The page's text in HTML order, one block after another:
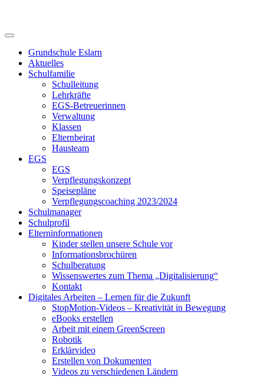
Grundschule Eslarn
Aktuelles
Schulfamilie
Schulleitung
Lehrkräfte
EGS-Betreuerinnen
Verwaltung
Klassen
Elternbeirat
Hausteam
EGS
EGS
Verpflegungskonzept
Speisepläne
Verpflegungscoaching 2023/2024
Schulmanager
Schulprofil
Elterninformationen
Kinder stellen unsere Schule vor
Informationsbrochüren
Schulberatung
Wissenswertes zum Thema „Digitalisierung“
Kontakt
Digitales Arbeiten – Lernen für die Zukunft
StopMotion-Videos – Kreativität in Bewegung
eBooks erstellen
Arbeit mit einem GreenScreen
Robotik
Erklärvideo
Erstellen von Dokumenten
Videos zu verschiedenen Ländern